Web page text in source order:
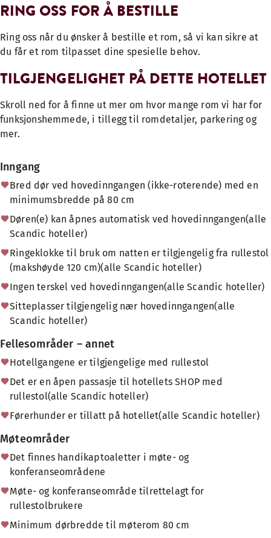
RING OSS FOR Å BESTILLE
Ring oss når du ønsker å bestille et rom, så vi kan sikre at
du får et rom tilpasset dine spesielle behov.
TILGJENGELIGHET PÅ DETTE HOTELLET
Skroll ned for å finne ut mer om hvor mange rom vi har for
funksjonshemmede, i tillegg til romdetaljer, parkering og
mer.
Inngang
Bred dør ved hovedinngangen (ikke-roterende) med en
minimumsbredde på 80 cm
Døren(e) kan åpnes automatisk ved hovedinngangen(alle
Scandic hoteller)
Ringeklokke til bruk om natten er tilgjengelig fra rullestol
(makshøyde 120 cm)(alle Scandic hoteller)
Ingen terskel ved hovedinngangen(alle Scandic hoteller)
Sitteplasser tilgjengelig nær hovedinngangen(alle
Scandic hoteller)
Fellesområder – annet
Hotellgangene er tilgjengelige med rullestol
Det er en åpen passasje til hotellets SHOP med
rullestol(alle Scandic hoteller)
Førerhunder er tillatt på hotellet(alle Scandic hoteller)
Møteområder
Det finnes handikaptoaletter i møte- og
konferanseområdene
Møte- og konferanseområde tilrettelagt for
rullestolbrukere
Minimum dørbredde til møterom 80 cm